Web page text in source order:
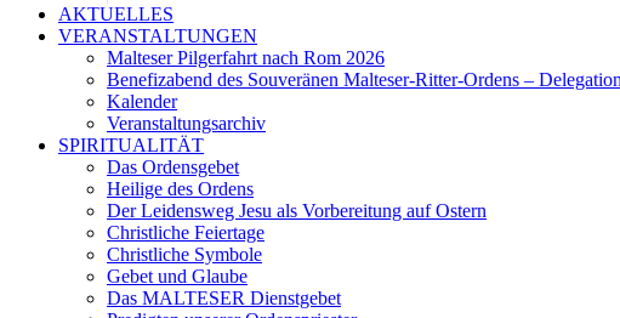
AKTUELLES
VERANSTALTUNGEN
Malteser Pilgerfahrt nach Rom 2026
Benefizabend des Souveränen Malteser-Ritter-Ordens –
Kalender
Veranstaltungsarchiv
SPIRITUALITÄT
Das Ordensgebet
Heilige des Ordens
Der Leidensweg Jesu als Vorbereitung auf Ostern
Christliche Feiertage
Christliche Symbole
Gebet und Glaube
Das MALTESER Dienstgebet